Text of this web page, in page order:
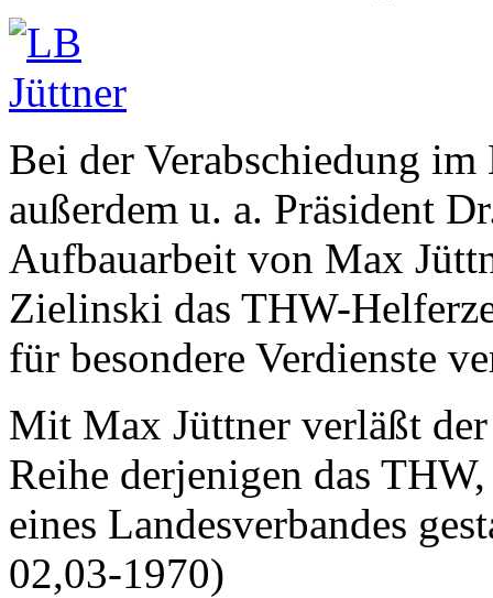
Bei der Verabschiedung
außerdem u. a. Präsident
Aufbauarbeit von Max
Zielinski das THW-
für besondere Verdienste
Mit Max Jüttner verläßt der
Reihe derjenigen das
eines Landesverbandes
02,03-1970)